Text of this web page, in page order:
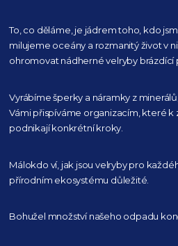
To, co děláme, je jádrem toho, kdo
milujeme oceány a rozmanitý život v
ohromovat nádherné velryby brázdící
Vyrábíme šperky a náramky z
Vámi přispíváme organizacím, které k
podnikají konkrétní kroky.
Málokdo ví, jak jsou velryby pro
přírodním ekosystému důležité.
Bohužel množství našeho odpadu